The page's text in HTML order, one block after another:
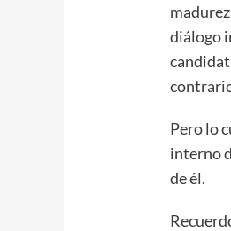
diálogo
Pero lo
interno
de él.